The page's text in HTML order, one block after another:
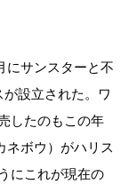
にサンスターと不
設立された。ワ
したのもこの年
ネボウ）がハリス
にこれが現在の